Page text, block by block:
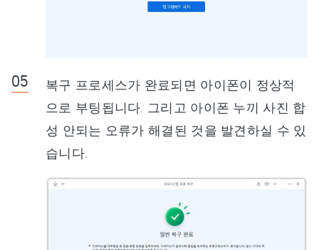
복구 프로세스가 완료되면 아이폰이 정상적
으로 부팅됩니다. 그리고 아이폰 누끼 사진 합
성 안되는 오류가 해결된 것을 발견하실 수 있
습니다.